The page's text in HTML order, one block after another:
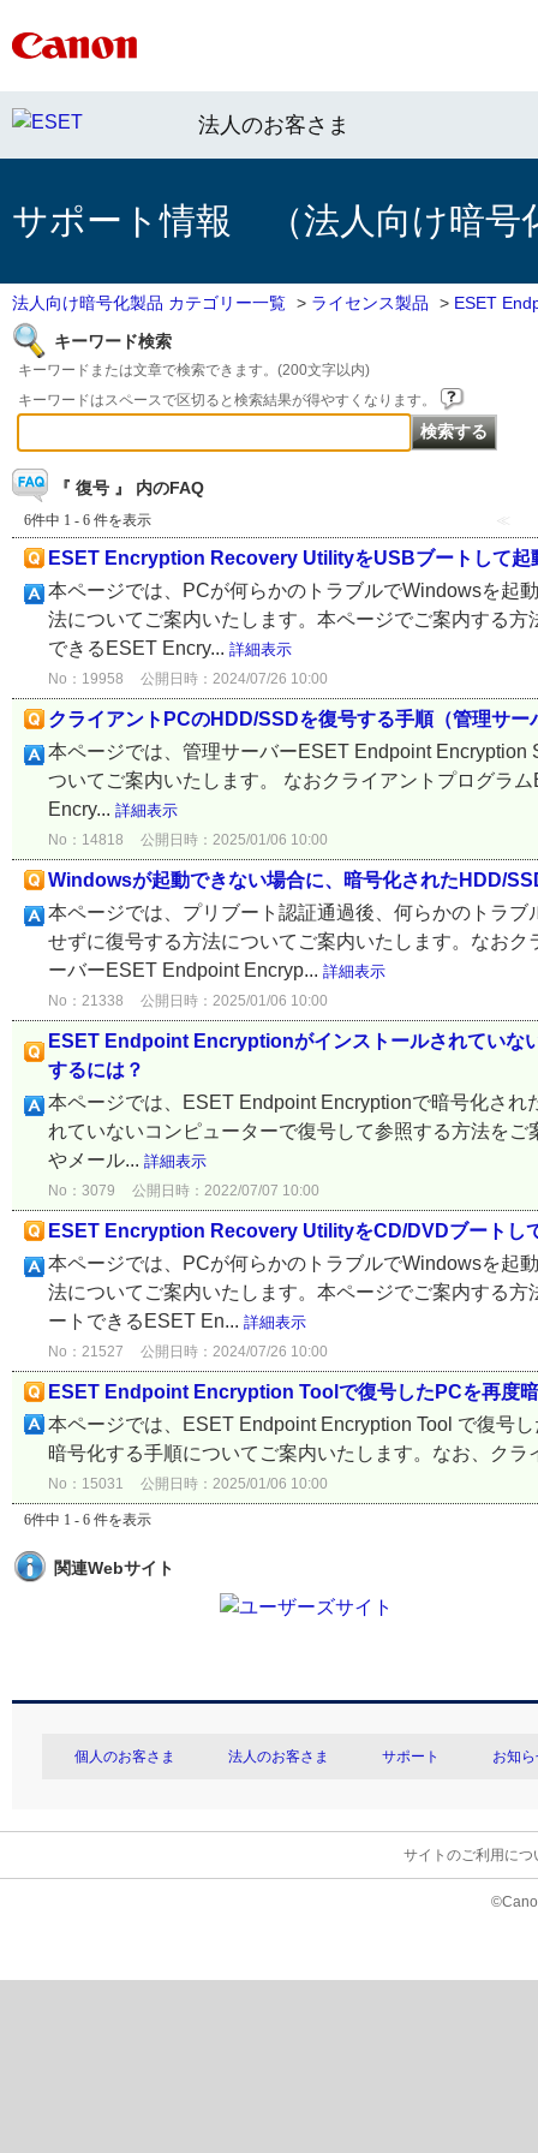
法人のお客さま
サポート情報 （法人向け暗号
法人向け暗号化製品 カテゴリー一覧 > ライセンス製品 > ESET
キーワード検索
キーワードまたは文章で検索できます。(200文字以内)
キーワードはスペースで区切ると検索結果が得やすくなります。
『 復号 』 内のFAQ
6件中 1 - 6 件を表示 ≪
ESET Encryption Recovery UtilityをUSBブートして起
本ページでは、PCが何らかのトラブルでWindowsを起
法についてご案内いたします。本ページでご案内する
できるESET Encry... 詳細表示
No：19958 公開日時：2024/07/26 10:00
クライアントPCのHDD/SSDを復号する手順（管理サー
本ページでは、管理サーバーESET Endpoint
ついてご案内いたします。 なおクライアントプログラ
Encry... 詳細表示
No：14818 公開日時：2025/01/06 10:00
Windowsが起動できない場合に、暗号化されたHDD/
本ページでは、プリブート認証通過後、何らかのトラ
せずに復号する方法についてご案内いたします。なお
ーバーESET Endpoint Encryp... 詳細表示
No：21338 公開日時：2025/01/06 10:00
ESET Endpoint Encryptionがインストールされていな
するには？
本ページでは、ESET Endpoint Encryptionで暗号化さ
れていないコンピューターで復号して参照する方法を
やメール... 詳細表示
No：3079 公開日時：2022/07/07 10:00
ESET Encryption Recovery UtilityをCD/DVDブートし
本ページでは、PCが何らかのトラブルでWindowsを起
法についてご案内いたします。本ページでご案内する
ートできるESET En... 詳細表示
No：21527 公開日時：2024/07/26 10:00
ESET Endpoint Encryption Toolで復号したPCを再度
本ページでは、ESET Endpoint Encryption Tool で復号
暗号化する手順についてご案内いたします。なお、ク
No：15031 公開日時：2025/01/06 10:00
6件中 1 - 6 件を表示
関連Webサイト
個人のお客さま 法人のお客さま サポート お知
サイトのご利用につ